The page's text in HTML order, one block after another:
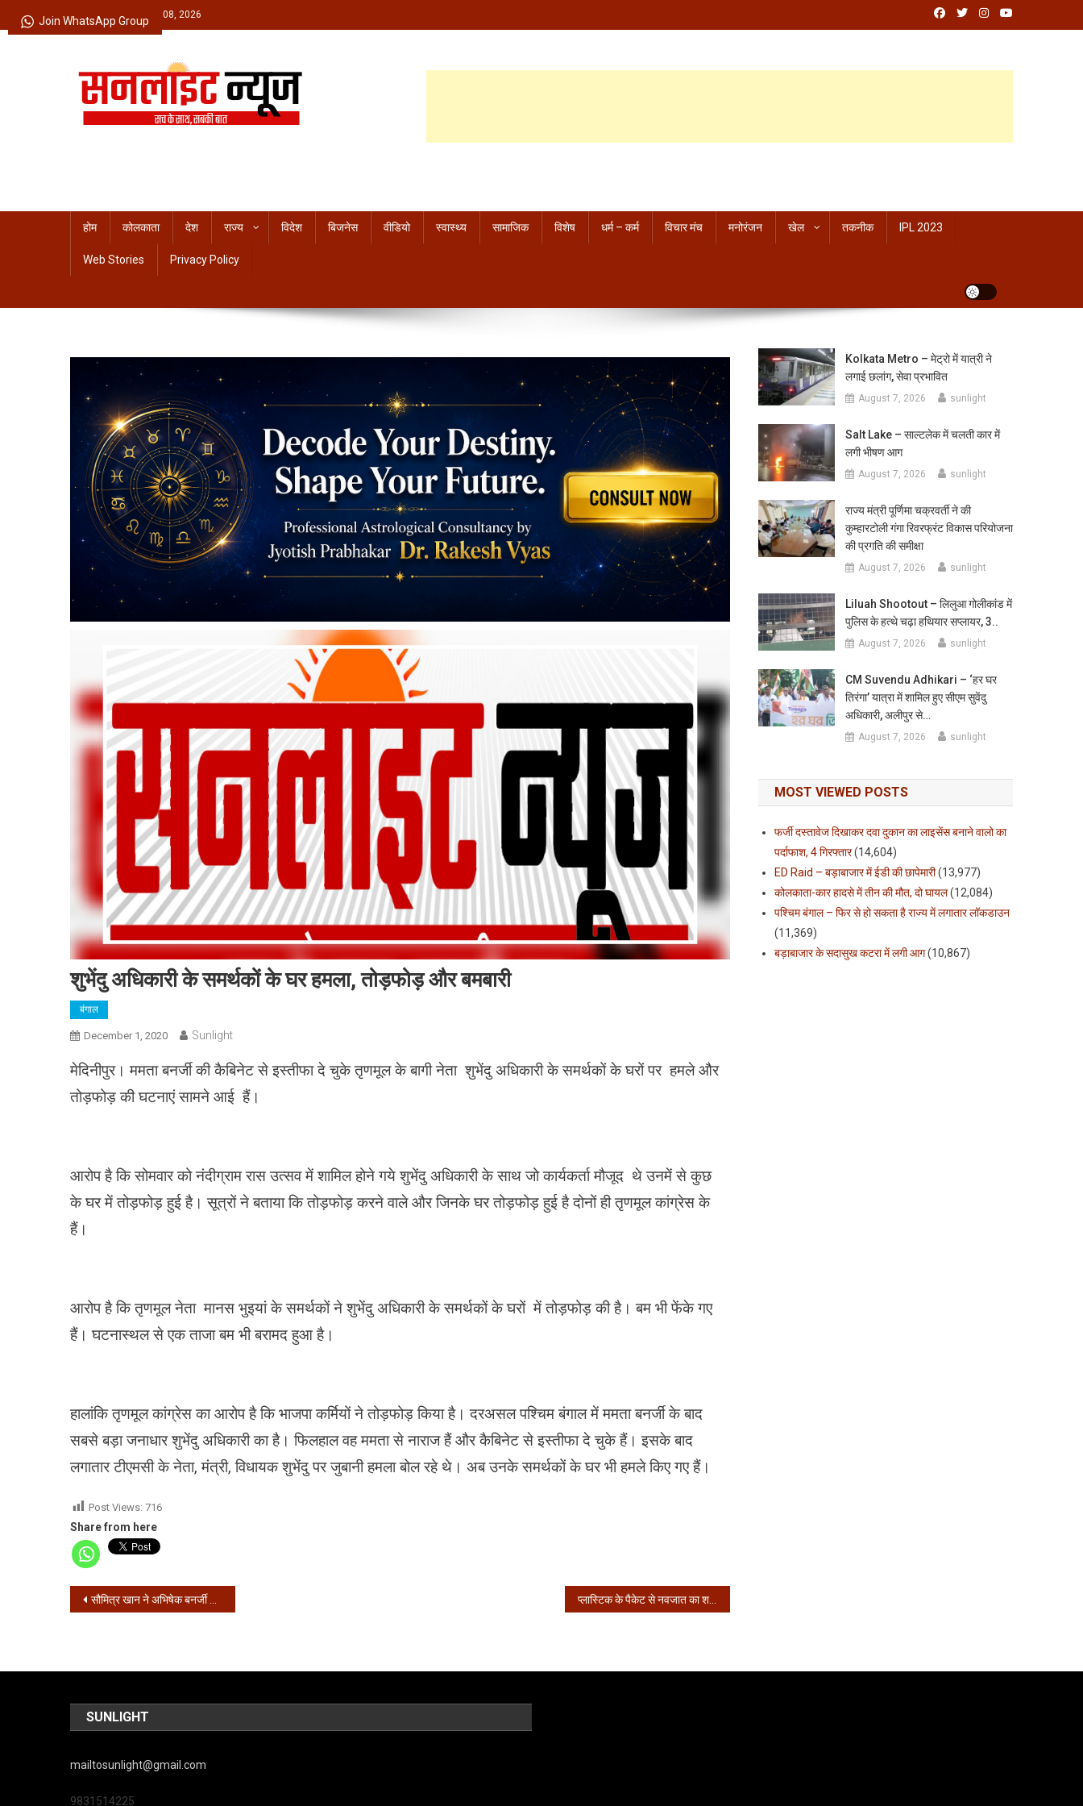
to
Saturday, August 08, 2026
होम कोलकाता देश राज्य विदेश बिजनेस वीडियो स्वास्थ्य सामाजिक विशेष धर्म – कर्म विचार मंच मनोरंजन खेल तकनीक IPL 2023
Web Stories Privacy Policy
शुभेंदु अधिकारी के समर्थकों के घर हमला, तोड़फोड़ और बमबारी
बंगाल
December 1, 2020 Sunlight
मेदिनीपुर। ममता बनर्जी की कैबिनेट से इस्तीफा दे चुके तृणमूल के बागी नेता शुभेंदु अधिकारी के समर्थकों के घरों पर हमले और
तोड़फोड़ की घटनाएं सामने आई हैं।
आरोप है कि सोमवार को नंदीग्राम रास उत्सव में शामिल होने गये शुभेंदु अधिकारी के साथ जो कार्यकर्ता मौजूद थे उनमें से कुछ
के घर में तोड़फोड़ हुई है। सूत्रों ने बताया कि तोड़फोड़ करने वाले और जिनके घर तोड़फोड़ हुई है दोनों ही तृणमूल कांग्रेस के
हैं।
आरोप है कि तृणमूल नेता मानस भुइयां के समर्थकों ने शुभेंदु अधिकारी के समर्थकों के घरों में तोड़फोड़ की है। बम भी फेंके गए
हैं। घटनास्थल से एक ताजा बम भी बरामद हुआ है।
हालांकि तृणमूल कांग्रेस का आरोप है कि भाजपा कर्मियों ने तोड़फोड़ किया है। दरअसल पश्चिम बंगाल में ममता बनर्जी के बाद
सबसे बड़ा जनाधार शुभेंदु अधिकारी का है। फिलहाल वह ममता से नाराज हैं और कैबिनेट से इस्तीफा दे चुके हैं। इसके बाद
लगातार टीएमसी के नेता, मंत्री, विधायक शुभेंदु पर जुबानी हमला बोल रहे थे। अब उनके समर्थकों के घर भी हमले किए गए हैं।
Post Views: 716
Share from here
Post
सौमित्र खान ने अभिषेक बनर्जी को कहा माफिया प्लास्टिक के पैकेट से नवजात का शव बरामद
Kolkata Metro – मेट्रो में यात्री ने
लगाई छलांग, सेवा प्रभावित
August 7, 2026 sunlight
Salt Lake – साल्टलेक में चलती कार में
लगी भीषण आग
August 7, 2026 sunlight
राज्य मंत्री पूर्णिमा चक्रवर्ती ने की
कुम्हारटोली गंगा रिवरफ्रंट विकास परियोजना
की प्रगति की समीक्षा
August 7, 2026 sunlight
Liluah Shootout – लिलुआ गोलीकांड में
पुलिस के हत्थे चढ़ा हथियार सप्लायर, 3..
August 7, 2026 sunlight
CM Suvendu Adhikari – ‘हर घर
तिरंगा’ यात्रा में शामिल हुए सीएम सुवेंदु
अधिकारी, अलीपुर से…
August 7, 2026 sunlight
MOST VIEWED POSTS
फर्जी दस्तावेज दिखाकर दवा दुकान का लाइसेंस बनाने वालो का
पर्दाफाश, 4 गिरफ्तार(14,604)
ED Raid – बड़ाबाजार में ईडी की छापेमारी(13,977)
कोलकाता-कार हादसे में तीन की मौत, दो घायल(12,084)
पश्चिम बंगाल – फिर से हो सकता है राज्य में लगातार लॉकडाउन
(11,369)
बड़ाबाजार के सदासुख कटरा में लगी आग(10,867)
SUNLIGHT
mailtosunlight@gmail.com
9831514225
Join WhatsApp Group